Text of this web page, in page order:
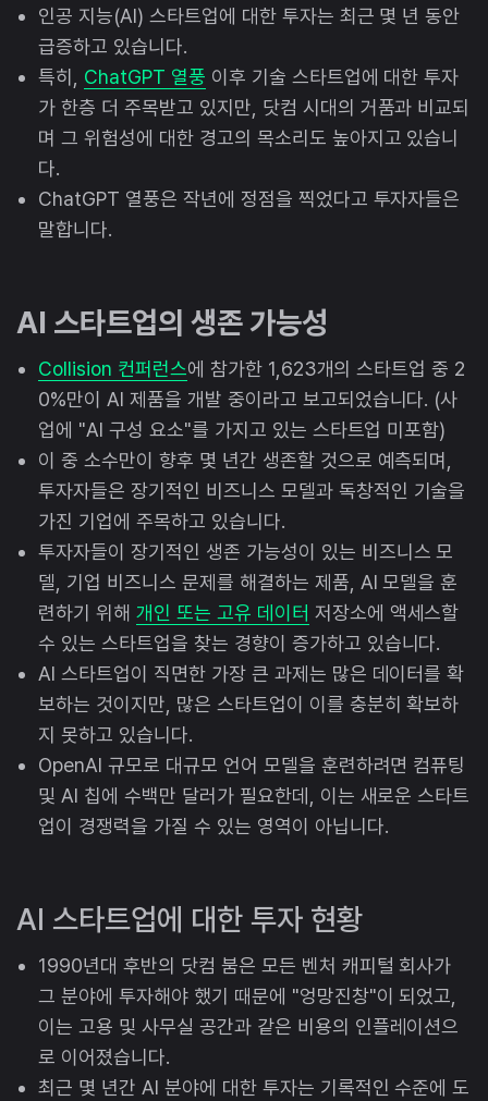
인공 지능(AI) 스타트업에 대한 투자는 최근 몇 년 동안
급증하고 있습니다.
특히, ChatGPT 열풍 이후 기술 스타트업에 대한 투자
가 한층 더 주목받고 있지만, 닷컴 시대의 거품과 비교되
며 그 위험성에 대한 경고의 목소리도 높아지고 있습니
다.
ChatGPT 열풍은 작년에 정점을 찍었다고 투자자들은
말합니다.
AI 스타트업의 생존 가능성
Collision 컨퍼런스에 참가한 1,623개의 스타트업 중 2
0%만이 AI 제품을 개발 중이라고 보고되었습니다. (사
업에 "AI 구성 요소"를 가지고 있는 스타트업 미포함)
이 중 소수만이 향후 몇 년간 생존할 것으로 예측되며,
투자자들은 장기적인 비즈니스 모델과 독창적인 기술을
가진 기업에 주목하고 있습니다.
투자자들이 장기적인 생존 가능성이 있는 비즈니스 모
델, 기업 비즈니스 문제를 해결하는 제품, AI 모델을 훈
련하기 위해 개인 또는 고유 데이터 저장소에 액세스할
수 있는 스타트업을 찾는 경향이 증가하고 있습니다.
AI 스타트업이 직면한 가장 큰 과제는 많은 데이터를 확
보하는 것이지만, 많은 스타트업이 이를 충분히 확보하
지 못하고 있습니다.
OpenAI 규모로 대규모 언어 모델을 훈련하려면 컴퓨팅
및 AI 칩에 수백만 달러가 필요한데, 이는 새로운 스타트
업이 경쟁력을 가질 수 있는 영역이 아닙니다.
AI 스타트업에 대한 투자 현황
1990년대 후반의 닷컴 붐은 모든 벤처 캐피털 회사가
그 분야에 투자해야 했기 때문에 "엉망진창"이 되었고,
이는 고용 및 사무실 공간과 같은 비용의 인플레이션으
로 이어졌습니다.
최근 몇 년간 AI 분야에 대한 투자는 기록적인 수준에 도